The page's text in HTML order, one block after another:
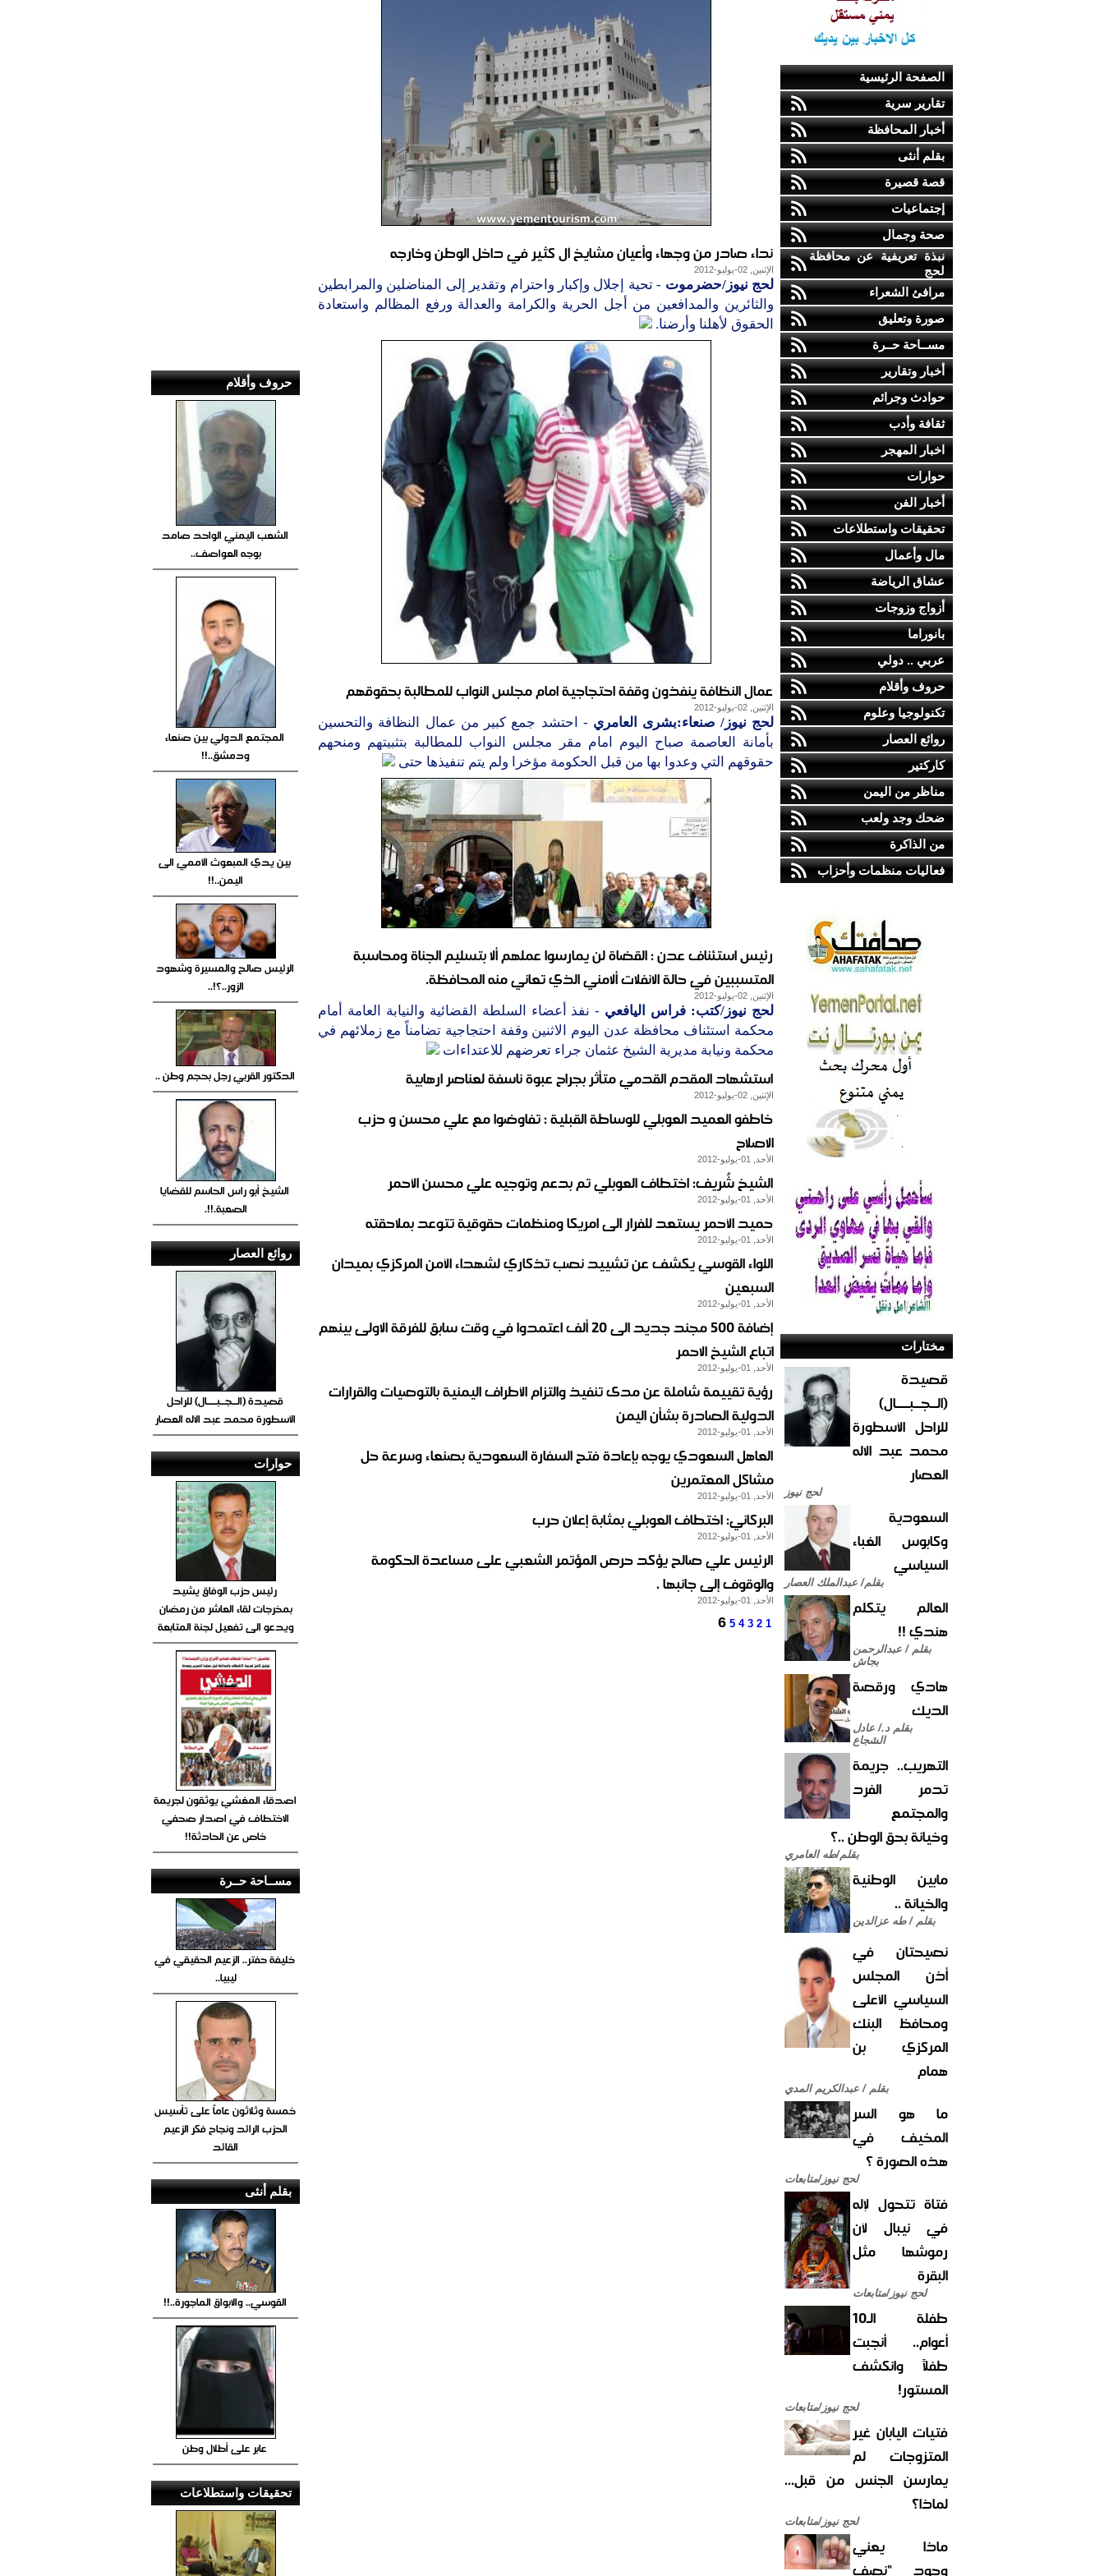
الصفحة الرئيسية
تقارير سرية
أخبار المحافظة
بقلم أنثى
قصة قصيرة
إجتماعيات
صحة وجمال
نبذة تعريفية عن محافظة
لحج
مرافئ الشعراء
صورة وتعليق
مســاحة حــرة
أخبار وتقارير
حوادث وجرائم
ثقافة وأدب
اخبار المهجر
حوارات
أخبار الفن
تحقيقات واستطلاعات
مال وأعمال
عشاق الرياضة
أزواج وزوجات
بانوراما
عربي .. دولي
حروف وأقلام
تكنولوجيا وعلوم
روائع العصار
كاركتير
مناظر من اليمن
ضحك وجد ولعب
من الذاكرة
فعاليات منظمات وأحزاب
مختارات
قصيدة
(الــجــبــــال)
للراحل الأسطورة
محمد عبد الاله
العصار
لحج نيوز
السعودية
وكابوس الغباء
السياسي
بقلم/ عبدالملك العصار
العالم يتكلم
هندي !!
بقلم / عبدالرحمن
بجاش
هادي ورقصة
الديك
بقلم د./ عادل
الشجاع
التهريب.. جريمة
تدمر الفرد
والمجتمع
وخيانة بحق الوطن ..؟
بقلم/طه العامري
مابين الوطنية
والخيانة ..
بقلم / طه عزالدين
نصيحتان في
أذن المجلس
السياسي الأعلى
ومحافظ البنك
المركزي بن
همام
بقلم / عبدالكريم المدي
ما هو السر
المخيف في
هذه الصورة ؟
لحج نيوز/متابعات
فتاة تتحول لإله
في نيبال لأن
رموشها مثل
البقرة
لحج نيوز/متابعات
طفلة الـ10
أعوام.. أنجبت
طفلاً وانكشف
المستور!
لحج نيوز/متابعات
فتيات اليابان غير
المتزوجات لم
يمارسن الجنس من قبل...
لماذا؟
لحج نيوز/متابعات
ماذا يعني
وجود "نصف
نداء صادر من وجهاء وأعيان مشايخ آل كثير في داخل الوطن وخارجه
الإثنين, 02-يوليو-2012
لحج نيوز/حضرموت - تحية إجلال وإكبار واحترام وتقدير إلى المناضلين والمرابطين
والثائرين والمدافعين من أجل الحرية والكرامة والعدالة ورفع المظالم واستعادة
الحقوق لأهلنا وأرضنا.
عمال النظافة ينفذون وقفة احتجاجية امام مجلس النواب للمطالبة بحقوقهم
الإثنين, 02-يوليو-2012
لحج نيوز/ صنعاء:بشرى العامري - احتشد جمع كبير من عمال النظافة والتحسين
بأمانة العاصمة صباح اليوم امام مقر مجلس النواب للمطالبة بتثبيتهم ومنحهم
حقوقهم التي وعدوا بها من قبل الحكومة مؤخرا ولم يتم تنفيذها حتى
رئيس استئناف عدن : القضاة لن يمارسوا عملهم ألا بتسليم الجناة ومحاسبة
المتسببين في حالة الانفلات ألامني الذي تعاني منه المحافظة.
الإثنين, 02-يوليو-2012
لحج نيوز/كتب: فراس اليافعي - نفذ أعضاء السلطة القضائية والنيابة العامة أمام
محكمة استئناف محافظة عدن اليوم الاثنين وقفة احتجاجية تضامناً مع زملائهم في
محكمة ونيابة مديرية الشيخ عثمان جراء تعرضهم للاعتداءات
استشهاد المقدم القدمي متأثر بجراح عبوة ناسفة لعناصر ارهابية
الإثنين, 02-يوليو-2012
خاطفو العميد العوبلي للوساطة القبلية : تفاوضوا مع علي محسن و حزب
الاصلاح
الأحد, 01-يوليو-2012
الشيخ شُريف: اختطاف العوبلي تم بدعم وتوجيه علي محسن الأحمر
الأحد, 01-يوليو-2012
حميد الأحمر يستعد للفرار الى امريكا ومنظمات حقوقية تتوعد بملاحقته
الأحد, 01-يوليو-2012
اللواء القوسي يكشف عن تشييد نصب تذكاري لشهداء الأمن المركزي بميدان
السبعين
الأحد, 01-يوليو-2012
إضافة 500 مجند جديد الى 20 ألف اعتمدوا في وقت سابق للفرقة الاولى بينهم
اتباع الشيخ الاحمر
الأحد, 01-يوليو-2012
رؤية تقييمة شاملة عن مدى تنفيذ والتزام الأطراف اليمنية بالتوصيات والقرارات
الدولية الصادرة بشأن اليمن
الأحد, 01-يوليو-2012
العاهل السعودي يوجه بإعادة فتح السفارة السعودية بصنعاء وسرعة حل
مشاكل المعتمرين
الأحد, 01-يوليو-2012
البركاني: اختطاف العوبلي بمثابة إعلان حرب
الأحد, 01-يوليو-2012
الرئيس علي صالح يؤكد حرص المؤتمر الشعبي على مساعدة الحكومة
والوقوف إلى جانبها .
الأحد, 01-يوليو-2012
1
2
3
4
5
6
حروف وأقلام
الشعب اليمني الواحد صامد
بوجه العواصف..
المجتمع الدولي بين صنعاء
ودمشق..!!
بين يدي المبعوث الأممي الى
اليمن..!!
الرئيس صالح والمسيرة وشهود
الزور..؟!..
الدكتور القربي رجل بحجم وطن ..
الشيخ أبو راس الحاسم للقضايا
الصعبة.!!.
روائع العصار
قصيدة (الــجــبــــال) للراحل
الأسطورة محمد عبد الاله العصار
حوارات
رئيس حزب الوفاق يشيد
بمخرجات لقاء العاشر من رمضان
ويدعو الى تفعيل لجنة المتابعة
اصدقاء المغشي يوثقون لجريمة
الاختطاف في اصدار صحفي
خاص عن الحادثة!!
مســاحة حــرة
خليفة حفتر.. الزعيم الحقيقي في
ليبيا..
خمسة وثلاثون عاماً على تأسيس
الحزب الرائد ونجاح فكر الزعيم
القائد
بقلم أنثى
القوسي.. والابواق الماجورة..!!
عابر على أطلال وطن
تحقيقات واستطلاعات